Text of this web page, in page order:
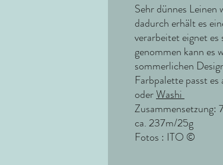
Sehr dünnes
dadurch erhält es
verarbeitet eignet
genommen kann es
sommerlichen
Farbpalette passt
oderWashi
Zusammensetzung:
ca. 237m/25g
Fotos : ITO ©